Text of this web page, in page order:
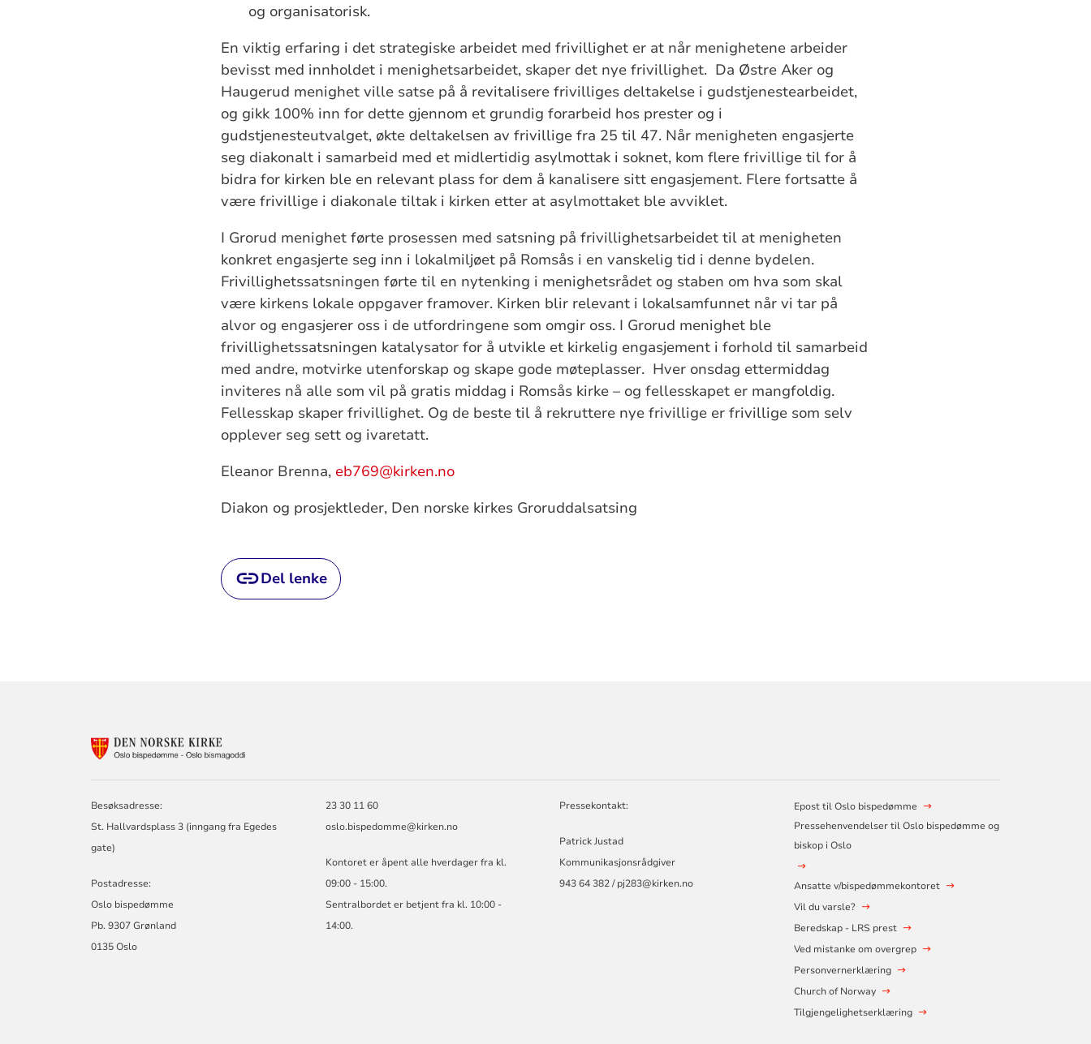
og organisatorisk.
En viktig erfaring i det strategiske arbeidet med frivillighet er at når menighetene arbeider
bevisst med innholdet i menighetsarbeidet, skaper det nye frivillighet. Da Østre Aker og
Haugerud menighet ville satse på å revitalisere frivilliges deltakelse i gudstjenestearbeidet,
og gikk 100% inn for dette gjennom et grundig forarbeid hos prester og i
gudstjenesteutvalget, økte deltakelsen av frivillige fra 25 til 47. Når menigheten engasjerte
seg diakonalt i samarbeid med et midlertidig asylmottak i soknet, kom flere frivillige til for å
bidra for kirken ble en relevant plass for dem å kanalisere sitt engasjement. Flere fortsatte å
være frivillige i diakonale tiltak i kirken etter at asylmottaket ble avviklet.
I Grorud menighet førte prosessen med satsning på frivillighetsarbeidet til at menigheten
konkret engasjerte seg inn i lokalmiljøet på Romsås i en vanskelig tid i denne bydelen.
Frivillighetssatsningen førte til en nytenking i menighetsrådet og staben om hva som skal
være kirkens lokale oppgaver framover. Kirken blir relevant i lokalsamfunnet når vi tar på
alvor og engasjerer oss i de utfordringene som omgir oss. I Grorud menighet ble
frivillighetssatsningen katalysator for å utvikle et kirkelig engasjement i forhold til samarbeid
med andre, motvirke utenforskap og skape gode møteplasser. Hver onsdag ettermiddag
inviteres nå alle som vil på gratis middag i Romsås kirke – og fellesskapet er mangfoldig.
Fellesskap skaper frivillighet. Og de beste til å rekruttere nye frivillige er frivillige som selv
opplever seg sett og ivaretatt.
Eleanor Brenna, eb769@kirken.no
Diakon og prosjektleder, Den norske kirkes Groruddalsatsing
Del lenke
Besøksadresse:
St. Hallvardsplass 3 (inngang fra Egedes
gate)
Postadresse:
Oslo bispedømme
Pb. 9307 Grønland
0135 Oslo
23 30 11 60
oslo.bispedomme@kirken.no
Kontoret er åpent alle hverdager fra kl.
09:00 - 15:00.
Sentralbordet er betjent fra kl. 10:00 -
14:00.
Pressekontakt:
Patrick Justad
Kommunikasjonsrådgiver
943 64 382 / pj283@kirken.no
Epost til Oslo bispedømme
Pressehenvendelser til Oslo bispedømme og
biskop i Oslo
Ansatte v/bispedømmekontoret
Vil du varsle?
Beredskap - LRS prest
Ved mistanke om overgrep
Personvernerklæring
Church of Norway
Tilgjengelighetserklæring